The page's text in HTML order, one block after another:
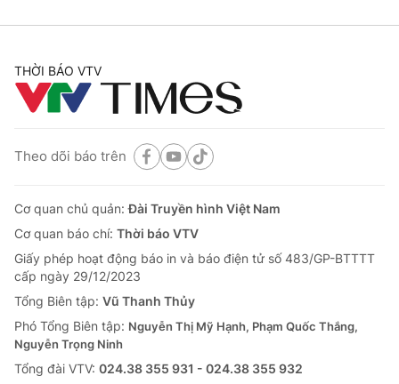
THỜI BÁO VTV
Theo dõi báo trên
Cơ quan chủ quản:Đài Truyền hình Việt Nam
Cơ quan báo chí: Thời báo VTV
Giấy phép hoạt động báo in và báo điện tử số 483/GP-BTTTT
cấp ngày 29/12/2023
Tổng Biên tập: Vũ Thanh Thủy
Phó Tổng Biên tập: Nguyễn Thị Mỹ Hạnh, Phạm Quốc Thắng,
Nguyễn Trọng Ninh
Tổng đài VTV: 024.38 355 931 - 024.38 355 932